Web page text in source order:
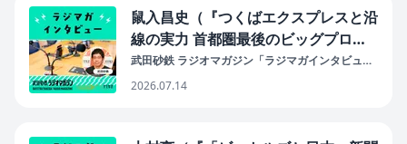
鼠入昌史（『つくばエクスプレスと沿
線の実力 首都圏最後のビッグプロジ
ェクト物語』著者）（2026年7月14日
放送分）
武田砂鉄 ラジオマガジン「ラジマガインタビュ
2026.07.14